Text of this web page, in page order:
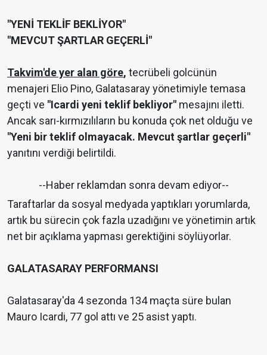
"YENİ TEKLİF BEKLİYOR"
"MEVCUT ŞARTLAR GEÇERLİ"
Takvim'de yer alan göre, tecrübeli golcünün
menajeri Elio Pino, Galatasaray yönetimiyle temasa
geçti ve "Icardi yeni teklif bekliyor" mesajını iletti.
Ancak sarı-kırmızılıların bu konuda çok net olduğu ve
"Yeni bir teklif olmayacak. Mevcut şartlar geçerli"
yanıtını verdiği belirtildi.
--Haber reklamdan sonra devam ediyor--
Taraftarlar da sosyal medyada yaptıkları yorumlarda,
artık bu sürecin çok fazla uzadığını ve yönetimin artık
net bir açıklama yapması gerektiğini söylüyorlar.
GALATASARAY PERFORMANSI
Galatasaray'da 4 sezonda 134 maçta süre bulan
Mauro Icardi, 77 gol attı ve 25 asist yaptı.